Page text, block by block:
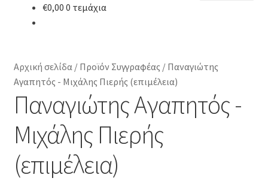
Κατηγορίες Βιβλίων
Συχνές Ερωτήσεις
Επικοινωνία
€0,00 0 τεμάχια
Αρχική σελίδα/ Προϊόν Συγγραφέας / Παναγιώτης
Αγαπητός - Μιχάλης Πιερής (επιμέλεια)
Παναγιώτης Αγαπητός -
Μιχάλης Πιερής
(επιμέλεια)